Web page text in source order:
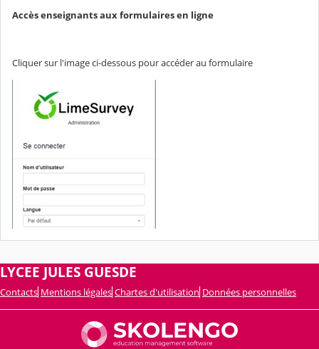
Accès enseignants aux formulaires en ligne
Cliquer sur l'image ci-dessous pour accéder au formulaire
LYCEE JULES GUESDE
Contacts Mentions légales Chartes d'utilisation Données personnelles